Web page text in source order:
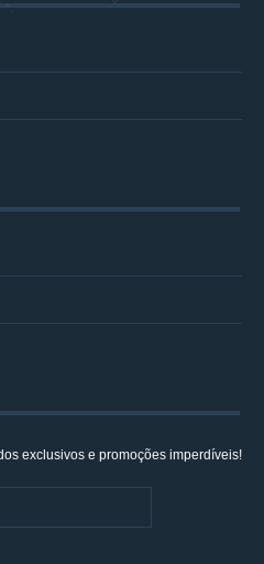
exclusivos e promoções imperdíveis!